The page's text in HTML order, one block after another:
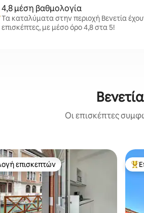
4,8 μέση βαθμολογία
Τα καταλύματα στην περιοχή Βενετία
επισκέπτες, με μέσο όρο 4,8 στα 5!
Οι επισκέπτες
επιλογή επισκεπτών
επισκεπτών